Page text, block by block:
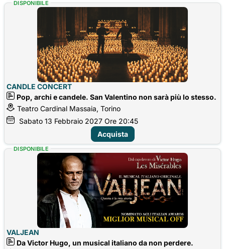
CANDLE CONCERT
Pop, archi e candele. San Valentino non sarà più lo stesso.
Teatro Cardinal Massaia, Torino
Sabato 13 Febbraio 2027 Ore 20:45
DISPONIBILE
Acquista
VALJEAN
Da Victor Hugo, un musical italiano da non perdere.
DISPONIBILE